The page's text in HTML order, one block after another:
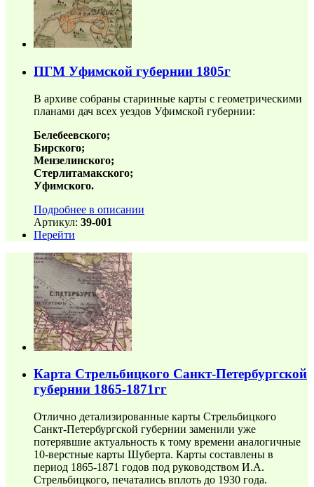
ПГМ Уфимской губернии 1805г
В архиве собраны старинные карты с геометрическими
планами дач всех уездов Уфимской губернии:
Белебеевского;
Бирского;
Мензелинского;
Стерлитамакского;
Уфимского.
Подробнее в описании
Артикул: 39-001
Перейти
Карта Стрельбицкого Санкт-Петербургской
губернии 1865-1871гг
Отлично детализированные карты Стрельбицкого
Санкт-Петербургской губернии заменили уже
потерявшие актуальность к тому времени аналогичные
10-верстные карты Шуберта. Карты составлены в
период 1865-1871 годов под руководством И.А.
Стрельбицкого, печатались вплоть до 1930 года.